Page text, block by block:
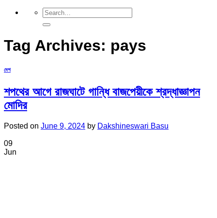
Tag Archives: pays
দেশ
শপথের আগে রাজঘাটে গান্ধি বাজপেয়ীকে শ্রদ্ধাজ্ঞাপন
মোদির
Posted on June 9, 2024 by Dakshineswari Basu
09
Jun